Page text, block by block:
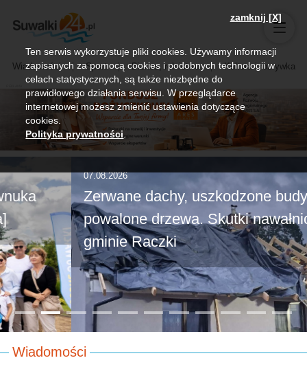
Wiadomości Sport Biznes, rolnictwo Kultura i rozrywka
07.08.2026
Zerwane dachy, uszkodzone budynki,
powalone drzewa. Skutki nawałnicy w
gminie Raczki
Wiadomości
zamknij [X]
Ten serwis wykorzystuje pliki cookies. Używamy informacji
zapisanych za pomocą cookies i podobnych technologii w
celach statystycznych, są także niezbędne do
prawidłowego działania serwisu. W przeglądarce
internetowej możesz zmienić ustawienia dotyczące
cookies.
Polityka prywatności.